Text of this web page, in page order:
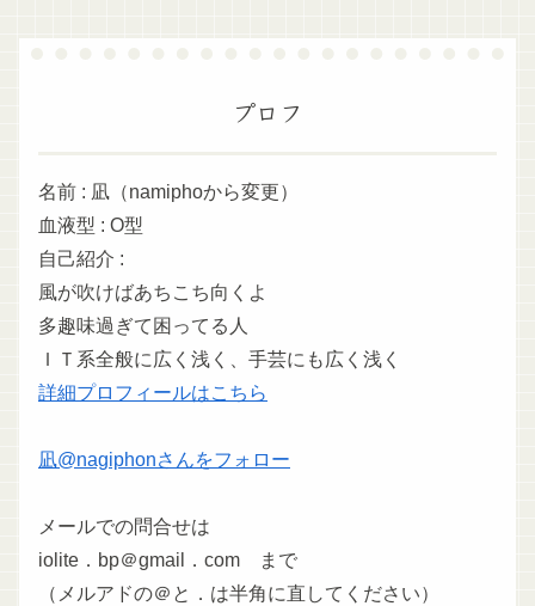
プロフ
名前 : 凪（namiphoから変更）
血液型 : O型
自己紹介 :
風が吹けばあちこち向くよ
多趣味過ぎて困ってる人
ＩＴ系全般に広く浅く、手芸にも広く浅く
詳細プロフィールはこちら
凪@nagiphonさんをフォロー
メールでの問合せは
iolite．bp＠gmail．com まで
（メルアドの＠と．は半角に直してください）